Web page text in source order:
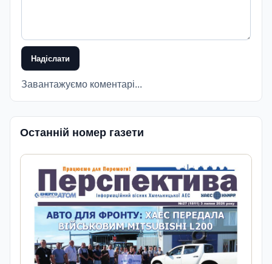
Надіслати
Завантажуємо коментарі...
Останній номер газети